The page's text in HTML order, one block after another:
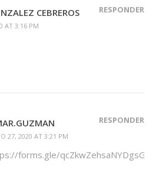
CEBREROS
AT 3:16 PM
RESPONDER
27, 2020 AT 3:21 PM
RESPONDER
forms.gle/qcZkwZehsaNYDgsGA